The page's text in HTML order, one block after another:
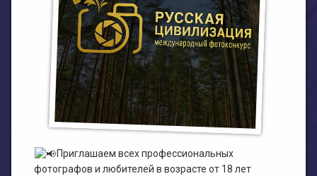
План работы филиала №1
План работы филиала №2
ЭЛЕКТРОННЫЙ КАТАЛОГ
Приглашаем всех профессиональных
фотографов и любителей в возрасте от 18 лет